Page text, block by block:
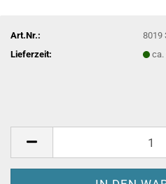
Art.Nr.:
8019
Lieferzeit:
ca.